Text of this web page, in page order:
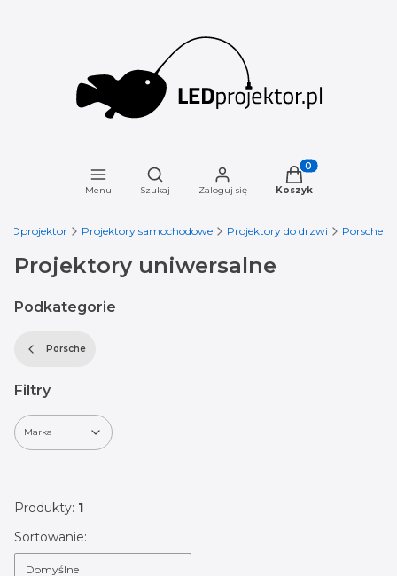
Menu
Otwórz wyszukiwarkę
Szukaj Zaloguj się
Produkty w
Koszyk
Projektory samochodowe Projektory do drzwi Porsche
Projektory uniwersalne
Podkategorie
Porsche
Filtry
Marka
Produkty: 1
Lista produktów
Sortowanie:
Domyślne